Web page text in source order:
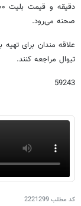
صحنه می‌رود.
علاقه مندان برای تهیه
تیوال مراجعه کنند.
59243
کد مطلب2221299